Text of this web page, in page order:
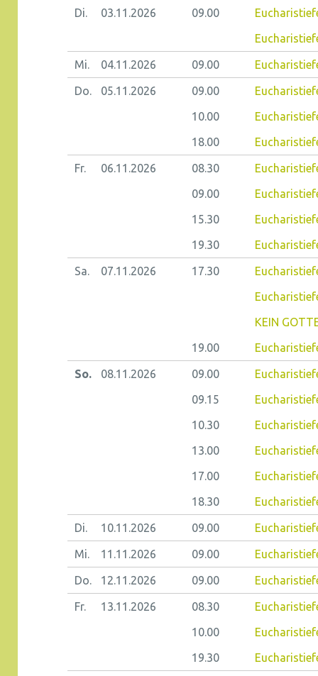
Di. 03.11.2026 09.00
Mi. 04.11.2026 09.00
Do. 05.11.2026 09.00
10.00
18.00
Fr. 06.11.2026 08.30
09.00
15.30
19.30
Sa. 07.11.2026 17.30
KEIN
19.00
So. 08.11.2026 09.00
09.15
10.30
13.00
17.00
18.30
Di. 10.11.2026 09.00
Mi. 11.11.2026 09.00
Do. 12.11.2026 09.00
Fr. 13.11.2026 08.30
10.00
19.30